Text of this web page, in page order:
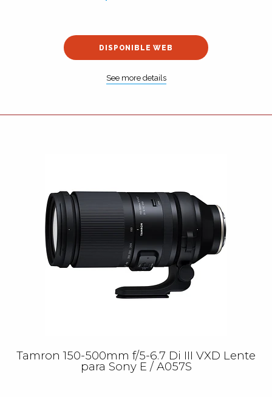
DISPONIBLE WEB
See more details
Tamron 150-500mm f/5-6.7 Di III VXD Lente
para Sony E / A057S